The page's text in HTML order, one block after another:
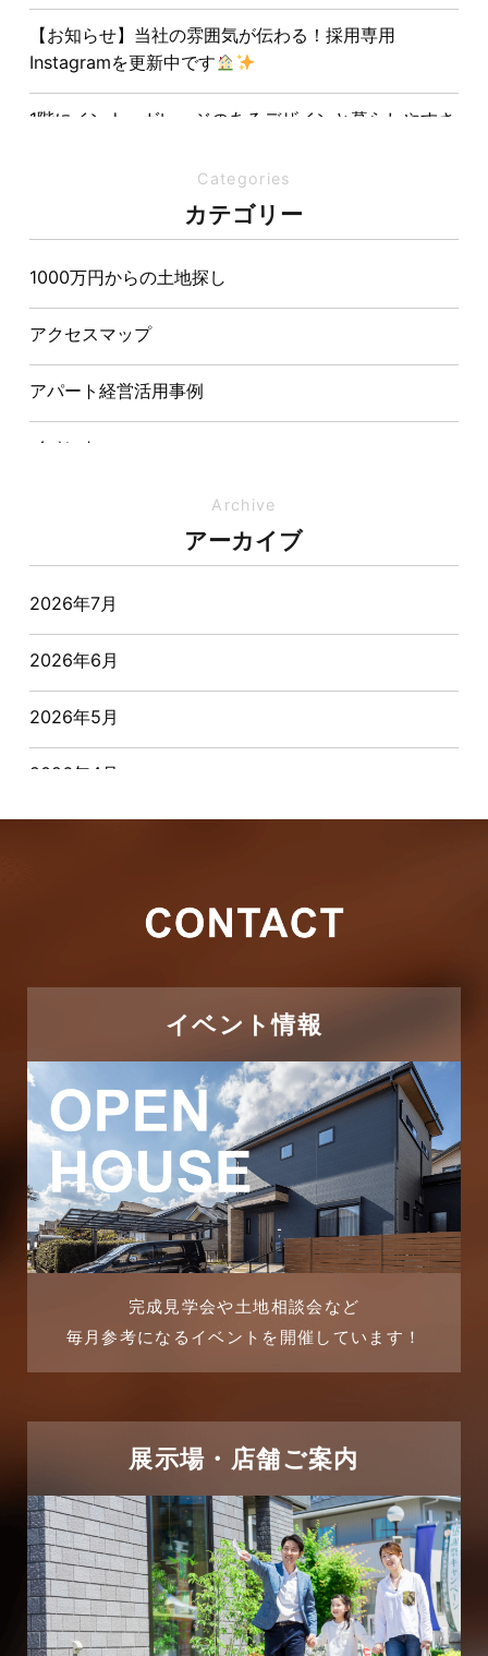
【お知らせ】当社の雰囲気が伝わる！採用専用
Instagramを更新中です
1階にインナーガレージのあるデザインと暮らしやすさ
夏の熱中症対策は家づくりから。屋根・壁・基礎の構
造が快適さをつくる理由
【埼玉県経営品質知事賞】大野知事へ受賞のご報告と
表敬訪問を行いました
Categories
カテゴリー
1000万円からの土地探し
アクセスマップ
アパート経営活用事例
イベント
オーナー様からの質問
おすすめ物件
お客様インタビュー
お客様の声
つくばエクスプレス線
ピアラシティ店-ブログ
ブログ
マンション経営活用事例
よくある質問
リフォーム-ブログ
三郷中央駅店-ブログ
三郷市
三郷駅前店-ブログ
不動産の基礎知識に関するよくある質問
Archive
アーカイブ
2026年7月
2026年6月
2026年5月
2026年4月
2025年11月
2025年10月
2025年9月
2025年8月
2025年6月
2025年3月
2025年2月
2025年1月
イベント情報
完成見学会や土地相談会など
毎月参考になるイベントを開催しています！
展示場・店舗ご案内